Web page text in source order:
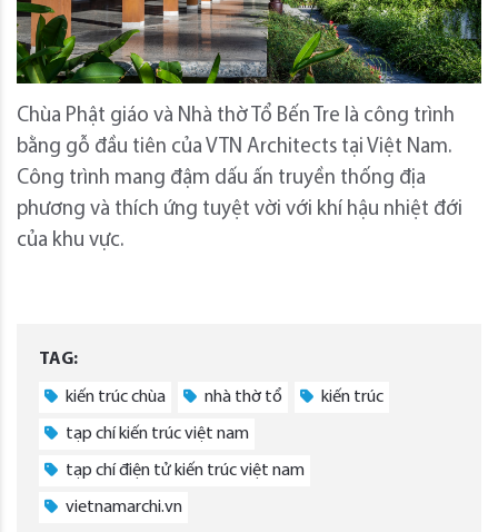
Chùa Phật giáo và Nhà thờ Tổ Bến Tre là công trình
bằng gỗ đầu tiên của VTN Architects tại Việt Nam.
Công trình mang đậm dấu ấn truyền thống địa
phương và thích ứng tuyệt vời với khí hậu nhiệt đới
của khu vực.
TAG:
kiến trúc chùa nhà thờ tổ kiến trúc
tạp chí kiến trúc việt nam
tạp chí điện tử kiến trúc việt nam
vietnamarchi.vn